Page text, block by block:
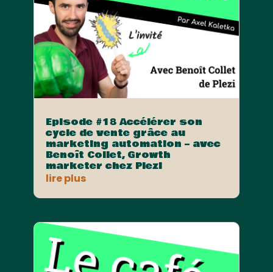
Episode #18 Accélérer son
cycle de vente grâce au
marketing automation – avec
Benoît Collet, Growth
marketer chez Plezi
lire plus